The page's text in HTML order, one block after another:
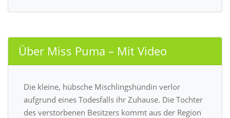
Über Miss Puma – Mit Video
Die kleine, hübsche Mischlingshündin verlor
aufgrund eines Todesfalls ihr Zuhause. Die Tochter
des verstorbenen Besitzers kommt aus der Region